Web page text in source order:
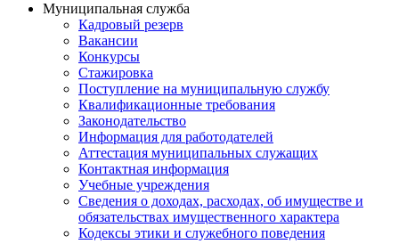
Муниципальная служба
Кадровый резерв
Вакансии
Конкурсы
Стажировка
Поступление на муниципальную службу
Квалификационные требования
Законодательство
Информация для работодателей
Аттестация муниципальных служащих
Контактная информация
Учебные учреждения
Сведения о доходах, расходах, об имуществе и
обязательствах имущественного характера
Кодексы этики и служебного поведения